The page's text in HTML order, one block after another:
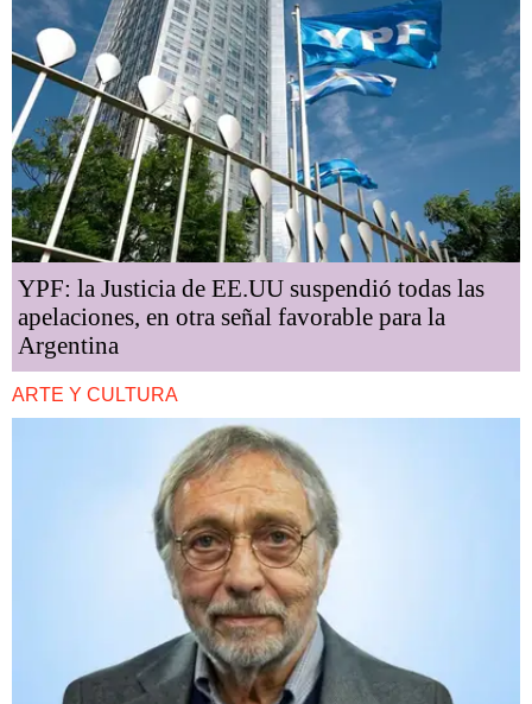
YPF: la Justicia de EE.UU suspendió todas las
apelaciones, en otra señal favorable para la
Argentina
ARTE Y CULTURA